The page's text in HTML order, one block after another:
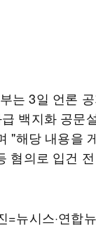
는 3일 언론
백지화 공문
"해당 내용을
혐의로 입건